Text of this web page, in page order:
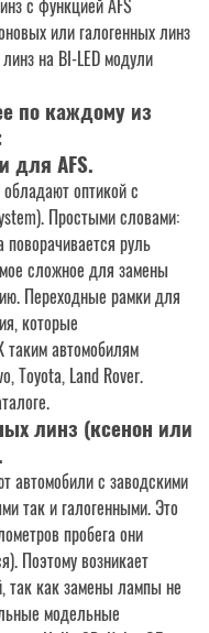
с функцией AFS
или галогенных линз
на BI-LED модули
по каждому из
для AFS.
оптикой с
Простыми словами:
руль
сложное для замены
Переходные рамки для
которые
таким автомобилям
Toyota, Land Rover.
линз (ксенон или
автомобили с заводскими
так и галогенными. Это
пробега они
Поэтому возникает
так как замены лампы не
модельные